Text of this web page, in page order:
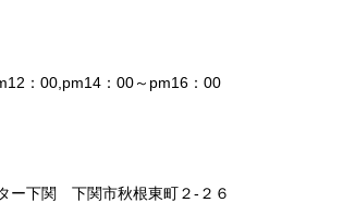
：00,pm14：00～pm16：00
ー下関 下関市秋根東町２-２６